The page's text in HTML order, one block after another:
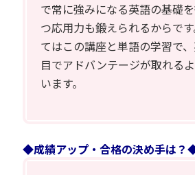
で常に強みになる英語の基礎
つ応用力も鍛えられるからで
てはこの講座と単語の学習で
目でアドバンテージが取れる
います。
◆成績アップ・合格の決め手は？